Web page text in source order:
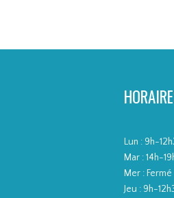
Lun : 9h-
Mar : 14h-
Mer : Fermé
Jeu : 9h-